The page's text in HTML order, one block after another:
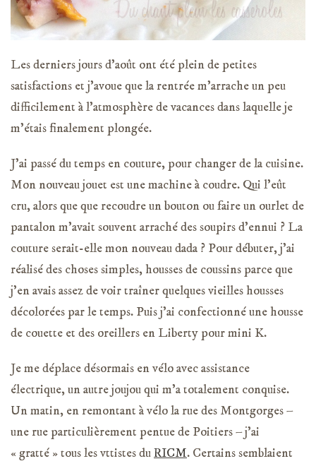
Les derniers jours d’août ont été plein de petites
satisfactions et j’avoue que la rentrée m’arrache un peu
difficilement à l’atmosphère de vacances dans laquelle je
m’étais finalement plongée.
J’ai passé du temps en couture, pour changer de la cuisine.
Mon nouveau jouet est une machine à coudre. Qui l’eût
cru, alors que que recoudre un bouton ou faire un ourlet de
pantalon m’avait souvent arraché des soupirs d’ennui ? La
couture serait-elle mon nouveau dada ? Pour débuter, j’ai
réalisé des choses simples, housses de coussins parce que
j’en avais assez de voir traîner quelques vieilles housses
décolorées par le temps. Puis j’ai confectionné une housse
de couette et des oreillers en Liberty pour mini K.
Je me déplace désormais en vélo avec assistance
électrique, un autre joujou qui m’a totalement conquise.
Un matin, en remontant à vélo la rue des Montgorges –
une rue particulièrement pentue de Poitiers – j’ai
« gratté » tous les vttistes duRICM. Certains semblaient